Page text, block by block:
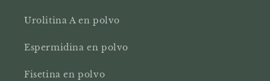
Urolitina A en polvo
Espermidina en polvo
Fisetina en polvo